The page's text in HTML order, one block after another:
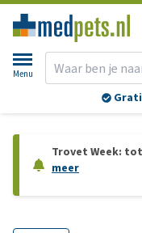
Menu
Trovet Week:
meer